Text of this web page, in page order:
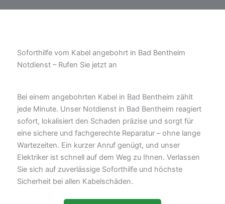
Soforthilfe vom Kabel angebohrt in Bad Bentheim
Notdienst – Rufen Sie jetzt an
Bei einem angebohrten Kabel in Bad Bentheim zählt
jede Minute. Unser Notdienst in Bad Bentheim reagiert
sofort, lokalisiert den Schaden präzise und sorgt für
eine sichere und fachgerechte Reparatur – ohne lange
Wartezeiten. Ein kurzer Anruf genügt, und unser
Elektriker ist schnell auf dem Weg zu Ihnen. Verlassen
Sie sich auf zuverlässige Soforthilfe und höchste
Sicherheit bei allen Kabelschäden.